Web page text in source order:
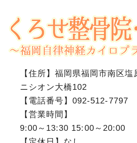
【住所】 福岡県福岡市南区塩
ニシオン大橋102
【電話番号】092-512-7797
【営業時間】
9:00～13:30 15:00～20:00